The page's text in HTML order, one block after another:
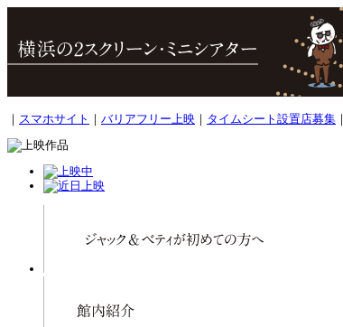
｜ スマホサイト ｜ バリアフリー上映 ｜ タイムシート設置店募集 ｜